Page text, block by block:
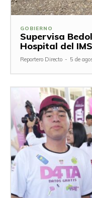
GOBIERNO
Supervisa
Hospital del
Reportero Directo - 5 de